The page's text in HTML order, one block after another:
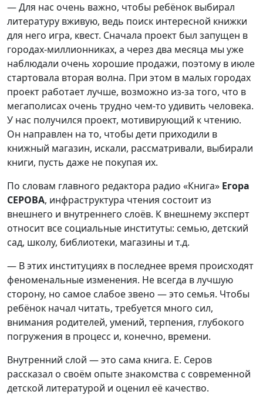
— Для нас очень важно, чтобы ребёнок выбирал
литературу вживую, ведь поиск интересной книжки
для него игра, квест. Сначала проект был запущен в
городах-миллионниках, а через два месяца мы уже
наблюдали очень хорошие продажи, поэтому в июле
стартовала вторая волна. При этом в малых городах
проект работает лучше, возможно из-за того, что в
мегаполисах очень трудно чем-то удивить человека.
У нас получился проект, мотивирующий к чтению.
Он направлен на то, чтобы дети приходили в
книжный магазин, искали, рассматривали, выбирали
книги, пусть даже не покупая их.
По словам главного редактора радио «Книга» Егора
СЕРОВА, инфраструктура чтения состоит из
внешнего и внутреннего слоёв. К внешнему эксперт
относит все социальные институты: семью, детский
сад, школу, библиотеки, магазины и т.д.
— В этих институциях в последнее время происходят
феноменальные изменения. Не всегда в лучшую
сторону, но самое слабое звено — это семья. Чтобы
ребёнок начал читать, требуется много сил,
внимания родителей, умений, терпения, глубокого
погружения в процесс и, конечно, времени.
Внутренний слой — это сама книга. Е. Серов
рассказал о своём опыте знакомства с современной
детской литературой и оценил её качество.